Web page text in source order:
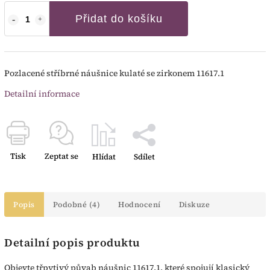
Přidat do košíku
Pozlacené stříbrné náušnice kulaté se zirkonem 11617.1
Detailní informace
Tisk Zeptat se Hlídat Sdílet
Popis Podobné (4) Hodnocení Diskuze
Detailní popis produktu
Objevte třpytivý půvab náušnic 11617.1, které spojují klasický